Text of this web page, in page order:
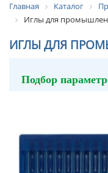
Главная Каталог
Иглы для
ИГЛЫ ДЛЯ
Подбор